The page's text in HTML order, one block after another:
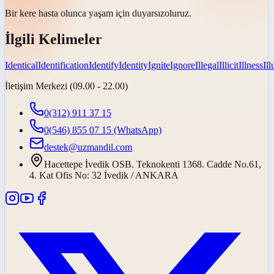
Bir kere hasta olunca yaşam için duyarsızoluruz.
İlgili Kelimeler
IdenticalIdentificationIdentifyIdentityIgniteIgnoreIllegalIllicitIllness
İletişim Merkezi (09.00 - 22.00)
0(312) 911 37 15
0(546) 855 07 15 (WhatsApp)
destek@uzmandil.com
Hacettepe İvedik OSB. Teknokenti 1368. Cadde No.61,
4. Kat Ofis No: 32 İvedik / ANKARA